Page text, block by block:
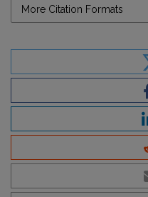
More Citation Formats